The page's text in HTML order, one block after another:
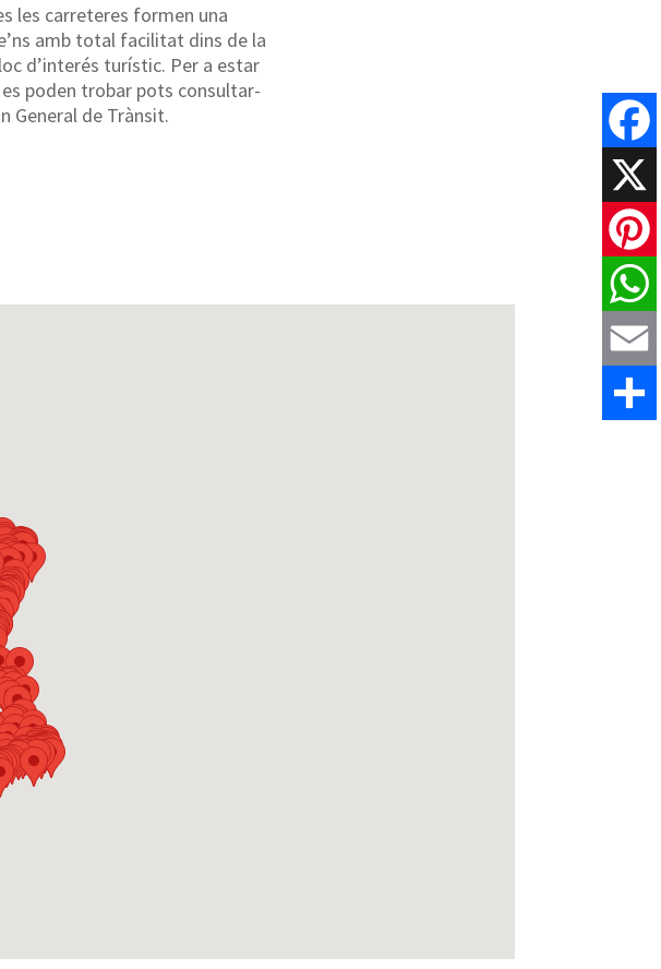
les carreteres formen una
amb total facilitat dins de la
d’interés turístic. Per a estar
poden trobar pots consultar-
General de Trànsit.
X
Email